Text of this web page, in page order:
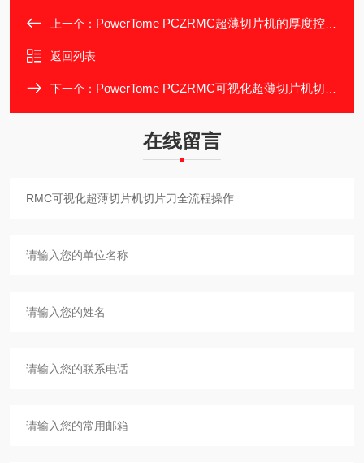
上一个： PowerTome PCZRMC超薄切片机的厚度控制机制详解
返回列表
下一个： PowerTome PCZRMC可视化超薄切片机切片前的样本制备
在线留言